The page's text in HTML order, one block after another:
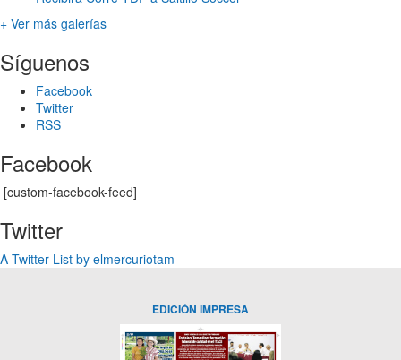
+ Ver más galerías
Síguenos
Facebook
Twitter
RSS
Facebook
[custom-facebook-feed]
Twitter
A Twitter List by elmercuriotam
EDICIÓN IMPRESA